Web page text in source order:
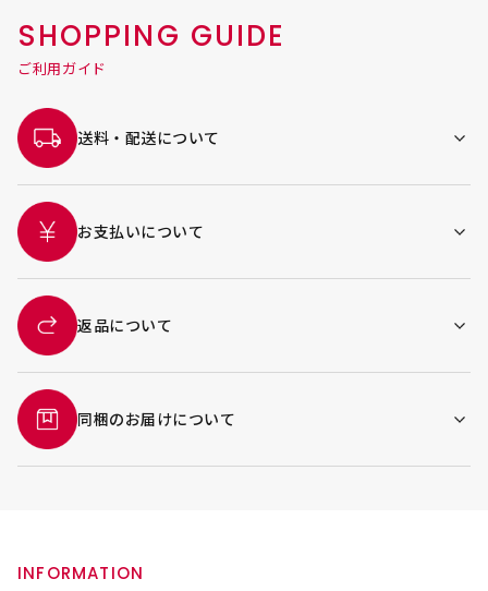
SHOPPING GUIDE
ご利用ガイド
送料・配送について
お支払いについて
返品について
同梱のお届けについて
INFORMATION